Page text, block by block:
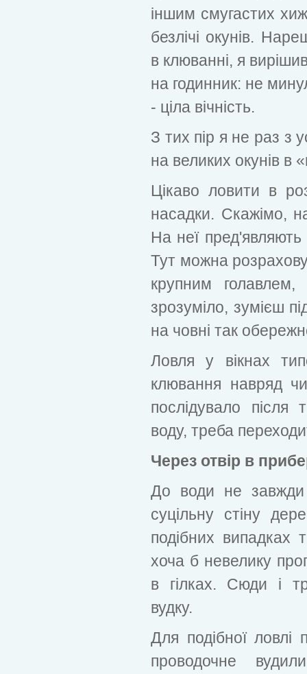
іншим смугастих
безлічі окунів.
в клюванні, я
на годинник: не
- ціла вічність.
З тих пір я не раз з
на великих окунів в
Цікаво ловити в
насадки. Скажімо,
На неї пред'являють
Тут можна
крупним
зрозуміло, зумієш
на човні так
Ловля у вікнах
клювання навряд
послідувало після
воду, треба
Через отвір в
До води не завжди
суцільну стіну
подібних випадках
хоча б невелику
в гілках. Сюди і
вудку.
Для подібної ловлі
проводочне